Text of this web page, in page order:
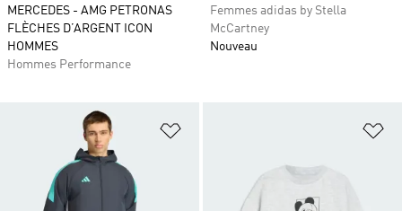
MERCEDES - AMG PETRONAS
FLÈCHES D’ARGENT ICON
HOMMES
Hommes Performance
Femmes adidas by Stella
McCartney
Nouveau
Ajouter à la Liste de produits